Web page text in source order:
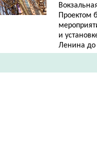
Проектом
и
Ленина до